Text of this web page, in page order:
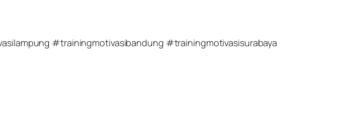
#trainingmotivasibandung #trainingmotivasisurabaya